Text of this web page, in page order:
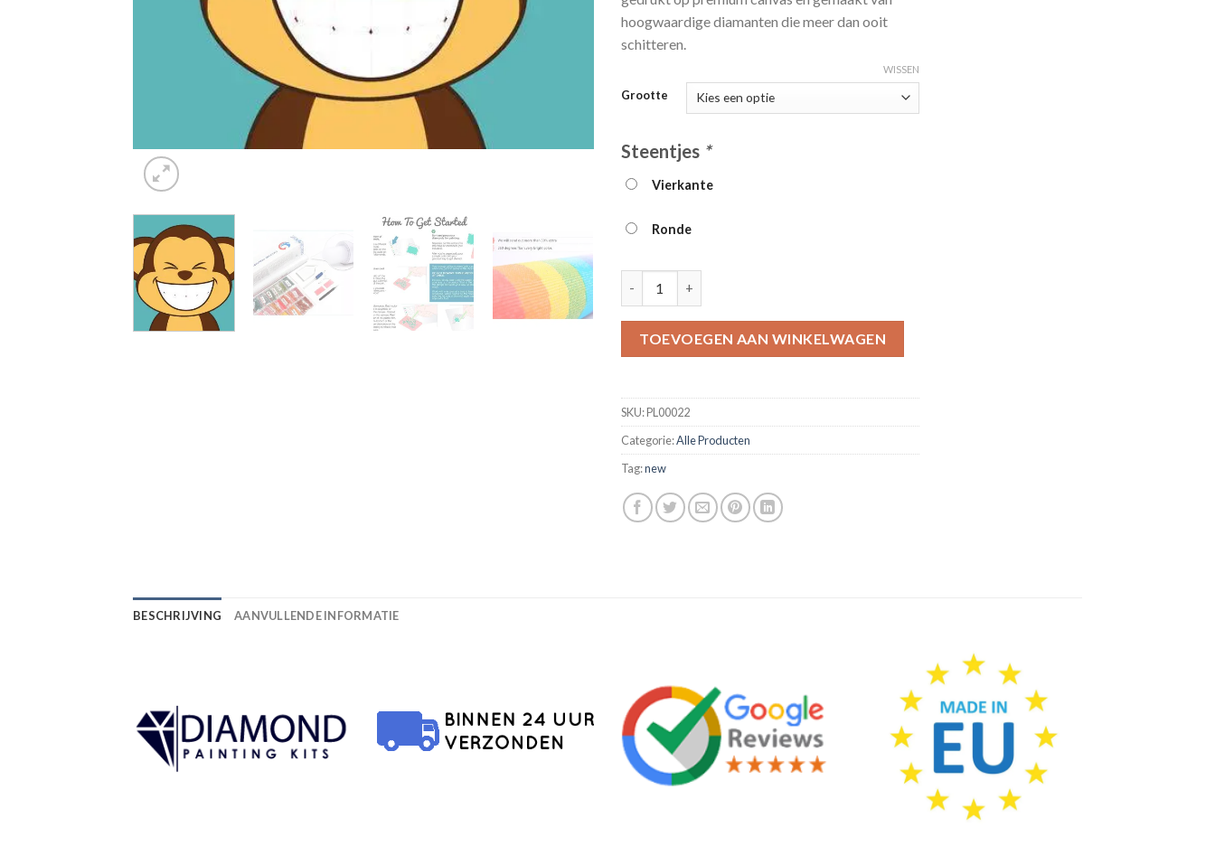
hoogwaardige diamanten die meer dan ooit
schitteren.
Grootte
WISSEN
Steentjes *
Vierkante
Ronde
TOEVOEGEN AAN WINKELWAGEN
SKU:PL00022
Categorie:Alle Producten
Tag:new
BESCHRIJVING AANVULLENDE INFORMATIE